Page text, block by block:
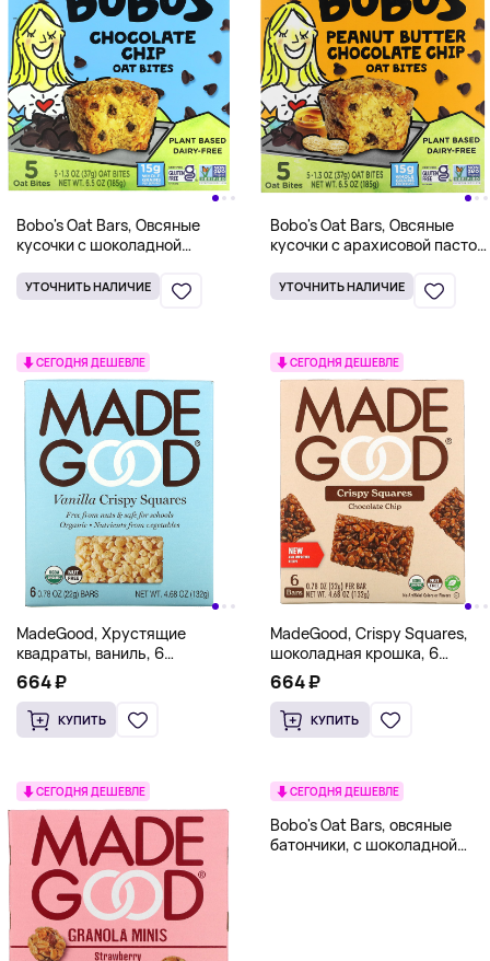
Bobo's Oat Bars, Овсяные
кусочки с шоколадной
унции)
УТОЧНИТЬ НАЛИЧИЕ
Bobo's Oat Bars, Овсяные
кусочки с арахисовой пастой
кусочков, 37 г (1,3 унции)
УТОЧНИТЬ НАЛИЧИЕ
СЕГОДНЯ ДЕШЕВЛЕ
MadeGood, Хрустящие
квадраты, ваниль, 6
батончиков, 22 г (0,78 унции)
каждый
664 ₽
КУПИТЬ
СЕГОДНЯ ДЕШЕВЛЕ
MadeGood, Crispy Squares,
шоколадная крошка, 6
батончиков по 22 г (0,78
унции)
664 ₽
КУПИТЬ
СЕГОДНЯ ДЕШЕВЛЕ СЕГОДНЯ ДЕШЕВЛЕ
Bobo's Oat Bars, овсяные
батончики, с шоколадной